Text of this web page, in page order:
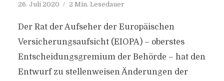
26. Juli 2020 2 Min. Lesedauer
Der Rat der Aufseher der Europäischen
Versicherungsaufsicht (EIOPA) – oberstes
Entscheidungsgremium der Behörde – hat den
Entwurf zu stellenweisen Änderungen der